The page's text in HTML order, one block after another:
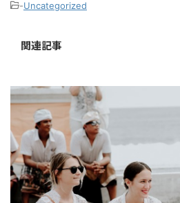
-Uncategorized
関連記事